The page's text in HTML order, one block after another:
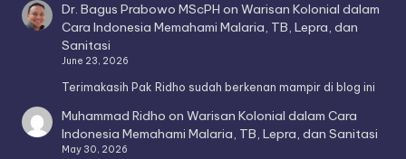
Dr. Bagus Prabowo MScPH onWarisan Kolonial dalam
Cara Indonesia Memahami Malaria, TB, Lepra, dan
Sanitasi
June 23, 2026
Terimakasih Pak Ridho sudah berkenan mampir di blog ini
Muhammad Ridho onWarisan Kolonial dalam Cara
Indonesia Memahami Malaria, TB, Lepra, dan Sanitasi
May 30, 2026